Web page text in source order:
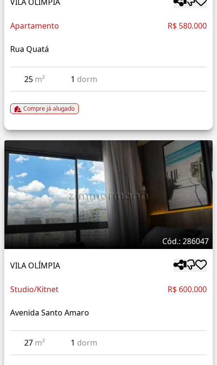
Apartamento R$ 580.000
Rua Quatá
25 m² 1 dorm
Compre já alugado
Cód.: 286047
VILA OLÍMPIA
Studio/Kitnet R$ 600.000
Avenida Santo Amaro
27 m² 1 dorm